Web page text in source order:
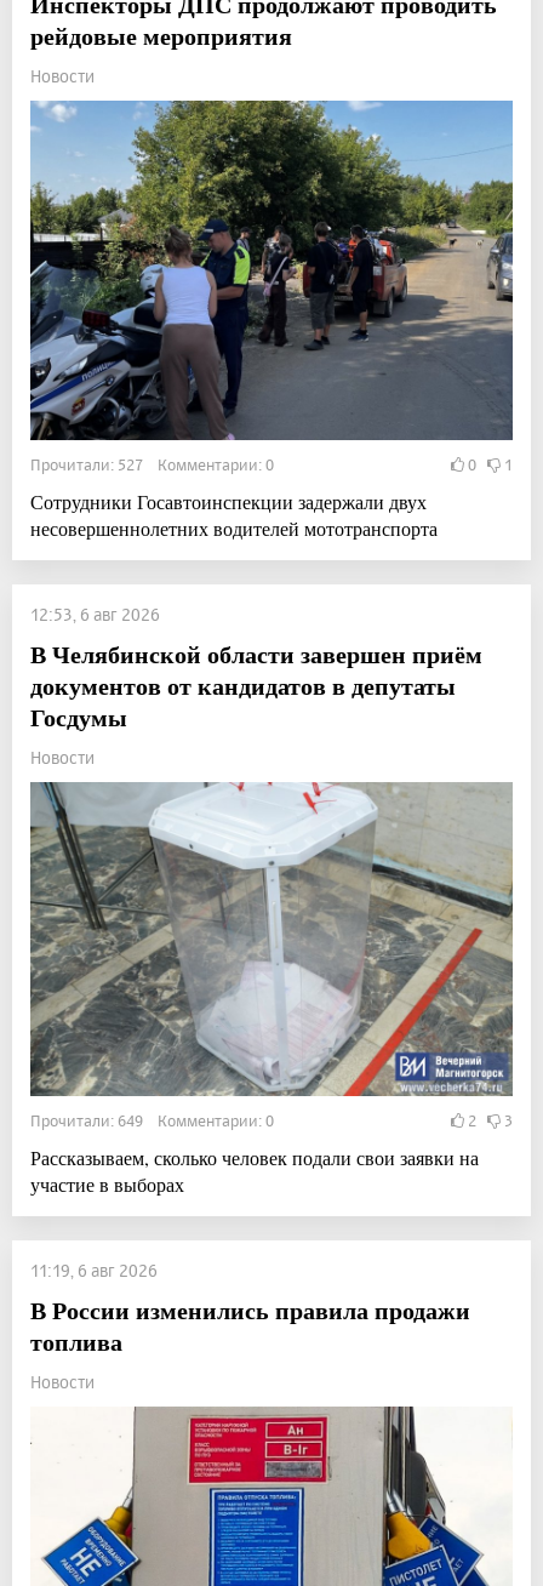
рейдовые мероприятия
Новости
Прочитали: 527 Комментарии: 0 0 1
Сотрудники Госавтоинспекции задержали двух
несовершеннолетних водителей мототранспорта
12:53, 6 авг 2026
В Челябинской области завершен приём
документов от кандидатов в депутаты
Госдумы
Новости
Прочитали: 649 Комментарии: 0 2 3
Рассказываем, сколько человек подали свои заявки на
участие в выборах
11:19, 6 авг 2026
В России изменились правила продажи
топлива
Новости